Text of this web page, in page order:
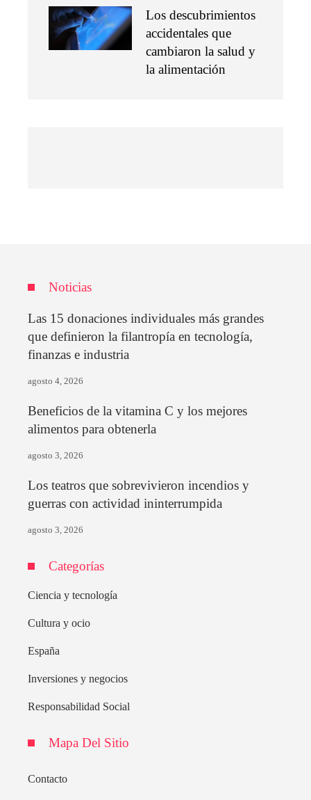
Los descubrimientos
accidentales que
cambiaron la salud y
la alimentación
Noticias
Las 15 donaciones individuales más grandes
que definieron la filantropía en tecnología,
finanzas e industria
agosto 4, 2026
Beneficios de la vitamina C y los mejores
alimentos para obtenerla
agosto 3, 2026
Los teatros que sobrevivieron incendios y
guerras con actividad ininterrumpida
agosto 3, 2026
Categorías
Ciencia y tecnología
Cultura y ocio
España
Inversiones y negocios
Responsabilidad Social
Mapa Del Sitio
Contacto